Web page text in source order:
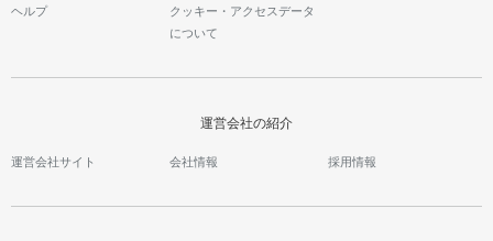
ヘルプ
クッキー・アクセスデータ
について
運営会社の紹介
運営会社サイト 会社情報 採用情報